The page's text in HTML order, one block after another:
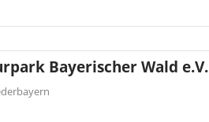
Bayerischer Wald e.V.